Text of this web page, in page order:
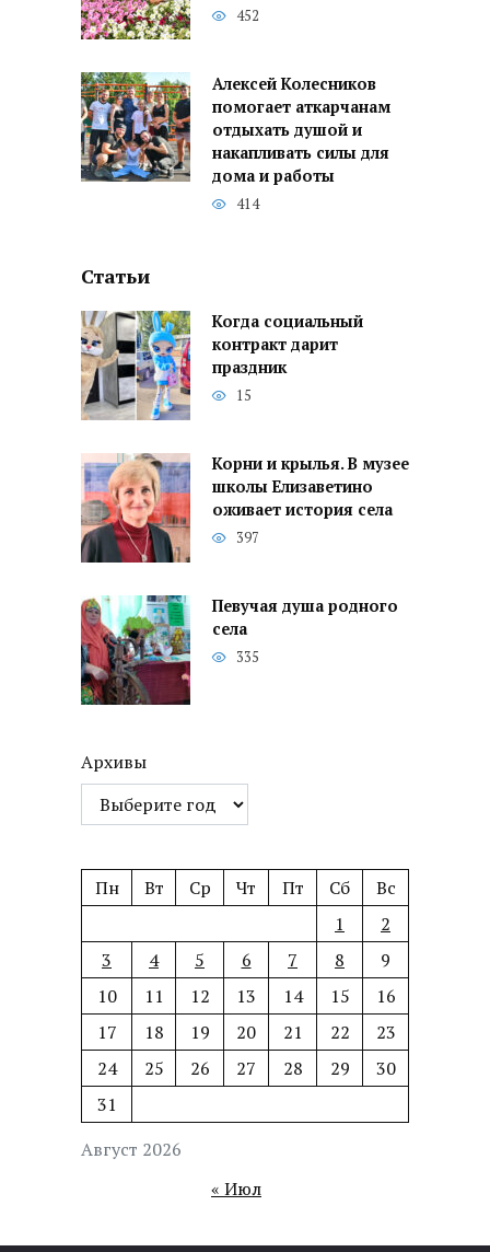
452
Алексей Колесников
помогает аткарчанам
отдыхать душой и
накапливать силы для
дома и работы
414
Статьи
Когда социальный
контракт дарит
праздник
15
Корни и крылья. В музее
школы Елизаветино
оживает история села
397
Певучая душа родного
села
335
Архивы
Август 2026
Пн Вт Ср Чт Пт Сб
Вс
1
2
3
4 5 6 7 8
9
10
11 12 13 14 15
16
17
18 19 20 21 22
23
24
25 26 27 28 29
30
31
« Июл